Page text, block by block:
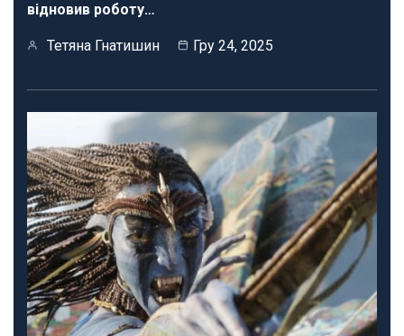
відновив роботу…
Тетяна Гнатишин Гру 24, 2025